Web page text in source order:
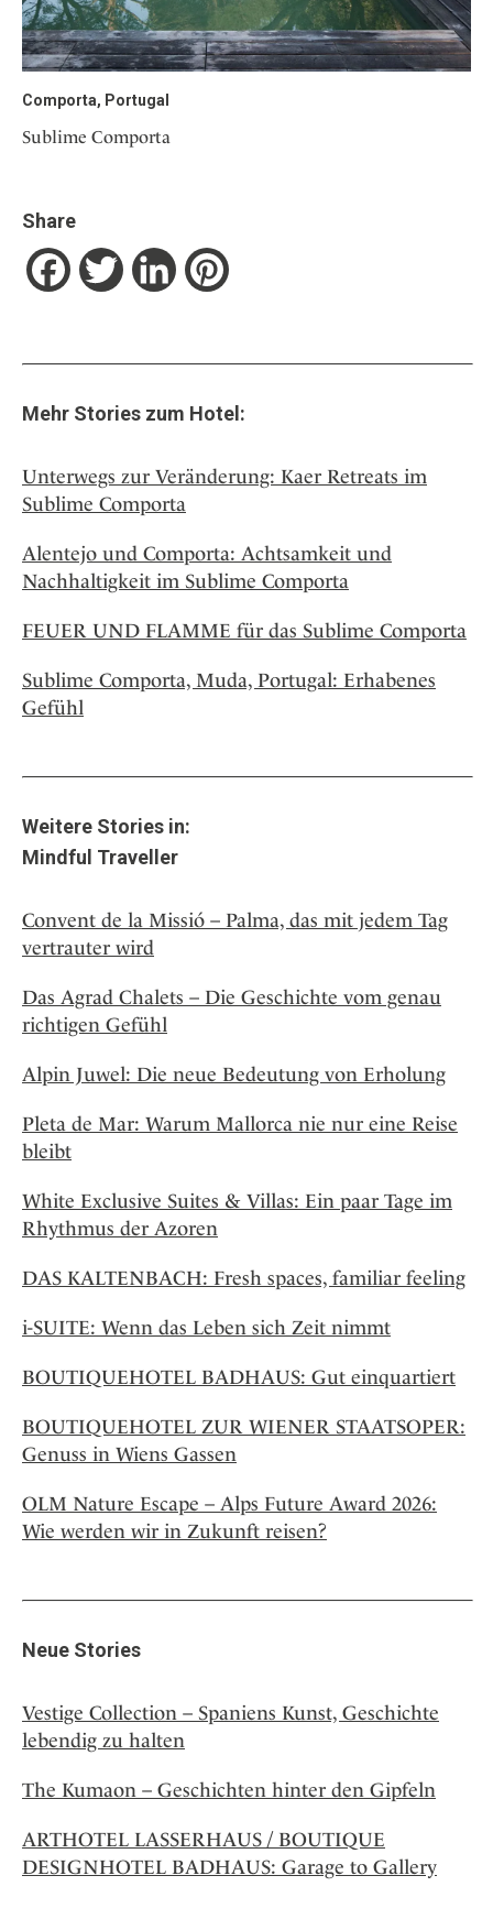
Comporta, Portugal
Sublime Comporta
Share
FacebookTwitter LinkedIn
Mehr Stories zum Hotel:
Unterwegs zur Veränderung: Kaer Retreats im
Sublime Comporta
Alentejo und Comporta: Achtsamkeit und
Nachhaltigkeit im Sublime Comporta
FEUER UND FLAMME für das Sublime Comporta
Sublime Comporta, Muda, Portugal: Erhabenes
Gefühl
Weitere Stories in:
Mindful Traveller
Convent de la Missió – Palma, das mit jedem Tag
vertrauter wird
Das Agrad Chalets – Die Geschichte vom genau
richtigen Gefühl
Alpin Juwel: Die neue Bedeutung von Erholung
Pleta de Mar: Warum Mallorca nie nur eine Reise
bleibt
White Exclusive Suites & Villas: Ein paar Tage im
Rhythmus der Azoren
DAS KALTENBACH: Fresh spaces, familiar feeling
i-SUITE: Wenn das Leben sich Zeit nimmt
BOUTIQUEHOTEL BADHAUS: Gut einquartiert
BOUTIQUEHOTEL ZUR WIENER STAATSOPER:
Genuss in Wiens Gassen
OLM Nature Escape – Alps Future Award 2026:
Wie werden wir in Zukunft reisen?
Neue Stories
Vestige Collection – Spaniens Kunst, Geschichte
lebendig zu halten
The Kumaon – Geschichten hinter den Gipfeln
ARTHOTEL LASSERHAUS / BOUTIQUE
DESIGNHOTEL BADHAUS: Garage to Gallery